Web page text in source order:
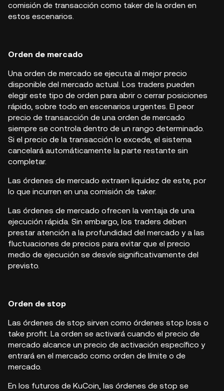
comisión de transacción como taker de la orden en
estos escenarios.
Orden de mercado
Una orden de mercado se ejecuta al mejor precio
disponible del mercado actual. Los traders pueden
elegir este tipo de orden para abrir o cerrar posiciones
rápido, sobre todo en escenarios urgentes. El peor
precio de transacción de una orden de mercado
siempre se controla dentro de un rango determinado.
Si el precio de la transacción lo excede, el sistema
cancelará automáticamente la parte restante sin
completar.
Las órdenes de mercado extraen liquidez de este, por
lo que incurren en una comisión de taker.
Las órdenes de mercado ofrecen la ventaja de una
ejecución rápida. Sin embargo, los traders deben
prestar atención a la profundidad del mercado y a las
fluctuaciones de precios para evitar que el precio
medio de ejecución se desvíe significativamente del
previsto.
Orden de stop
Las órdenes de stop sirven como órdenes stop loss o
take profit. La orden se activará cuando el precio de
mercado alcance un precio de activación específico y
entrará en el mercado como orden de límite o de
mercado.
En los futuros de KuCoin, las órdenes de stop se